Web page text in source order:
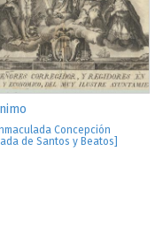
Concepción
de Santos y Beatos]